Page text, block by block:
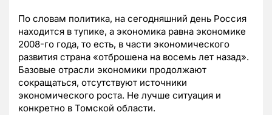
По словам политика, на сегодняшний день Россия
находится в тупике, а экономика равна экономике
2008-го года, то есть, в части экономического
развития страна «отброшена на восемь лет назад».
Базовые отрасли экономики продолжают
сокращаться, отсутствуют источники
экономического роста. Не лучше ситуация и
конкретно в Томской области.